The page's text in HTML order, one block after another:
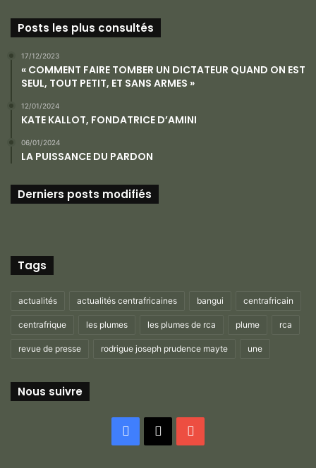
Posts les plus consultés
17/12/2023
« COMMENT FAIRE TOMBER UN DICTATEUR QUAND ON EST
SEUL, TOUT PETIT, ET SANS ARMES »
12/01/2024
KATE KALLOT, FONDATRICE D’AMINI
06/01/2024
LA PUISSANCE DU PARDON
Derniers posts modifiés
Tags
actualités actualités centrafricaines bangui centrafricain
centrafrique les plumes les plumes de rca plume rca
revue de presse rodrigue joseph prudence mayte une
Nous suivre
Facebook